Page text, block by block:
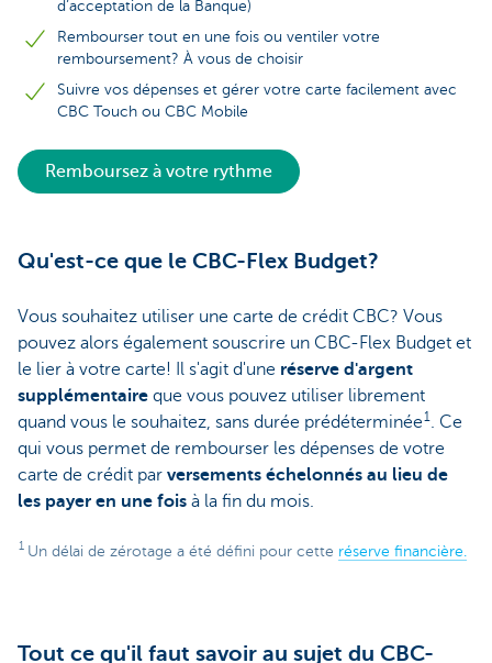
d’acceptation de la Banque)
Rembourser tout en une fois ou ventiler votre
remboursement? À vous de choisir
Suivre vos dépenses et gérer votre carte facilement avec
CBC Touch ou CBC Mobile
Remboursez à votre rythme
Qu'est-ce que le CBC-Flex Budget?
Vous souhaitez utiliser une carte de crédit CBC? Vous
pouvez alors également souscrire un CBC-Flex Budget et
le lier à votre carte! Il s'agit d'une réserve d'argent
supplémentaire que vous pouvez utiliser librement
quand vous le souhaitez, sans durée prédéterminée 1 . Ce
qui vous permet de rembourser les dépenses de votre
carte de crédit par versements échelonnés au lieu de
les payer en une fois à la fin du mois.
1 Un délai de zérotage a été défini pour cette réserve financière.
Tout ce qu'il faut savoir au sujet du CBC-